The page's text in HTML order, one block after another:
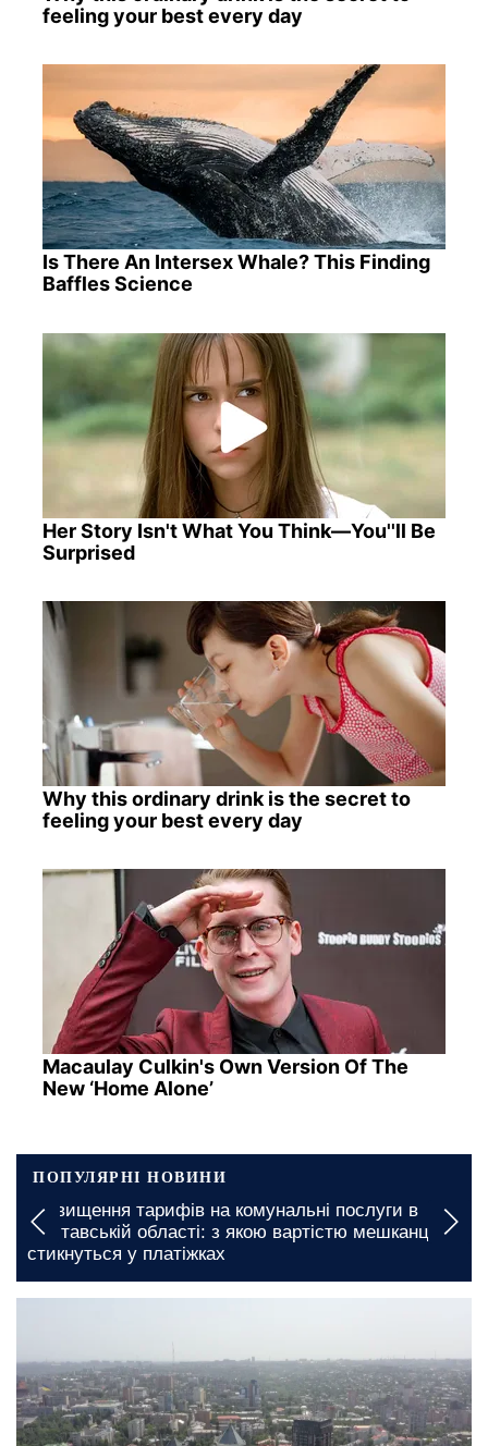
feeling your best every day
Is There An Intersex Whale? This Finding
Baffles Science
Her Story Isn't What You Think—You''ll Be
Surprised
Why this ordinary drink is the secret to
feeling your best every day
Macaulay Culkin's Own Version Of The
New ‘Home Alone’
ПОПУЛЯРНІ НОВИНИ
Безкоштовне житло для ВПО у Запоріжжі: кому
саме готові надати місце для проживання